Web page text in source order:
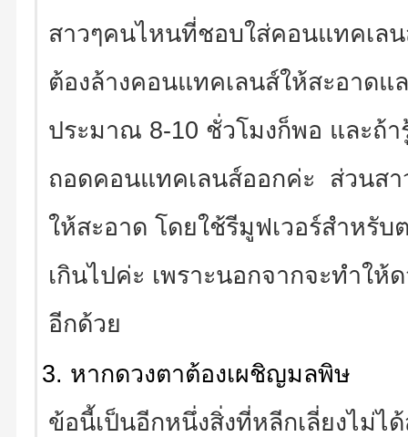
สาวๆคนไหนที่ชอบใส่คอนแทคเล
ต้องล้างคอนแทคเลนส์ให้สะอาด
ประมาณ 8-10 ชั่วโมงก็พอ และถ้
ถอดคอนแทคเลนส์ออกค่ะ ส่วนสา
ให้สะอาด โดยใช้รีมูฟเวอร์สำหรับ
เกินไปค่ะ เพราะนอกจากจะทำให้
อีกด้วย
หากดวงตาต้องเผชิญมลพิษ
ข้อนี้เป็นอีกหนึ่งสิ่งที่หลีกเลี่ยงไม่